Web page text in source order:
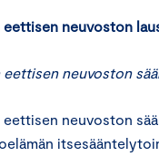
eettisen neuvoston
eettisen neuvoston
eettisen neuvoston